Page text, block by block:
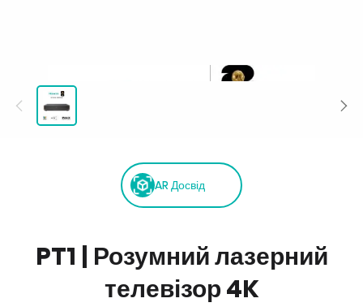
AR Досвід
PT1 | Розумний лазерний
телевізор 4K